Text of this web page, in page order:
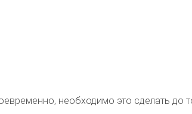
необходимо это сделать